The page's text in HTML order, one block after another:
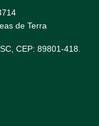
de Terra
CEP: 89801-418.